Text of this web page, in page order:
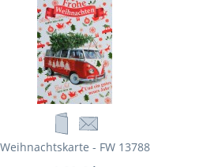
Weihnachtskarte - FW 13788